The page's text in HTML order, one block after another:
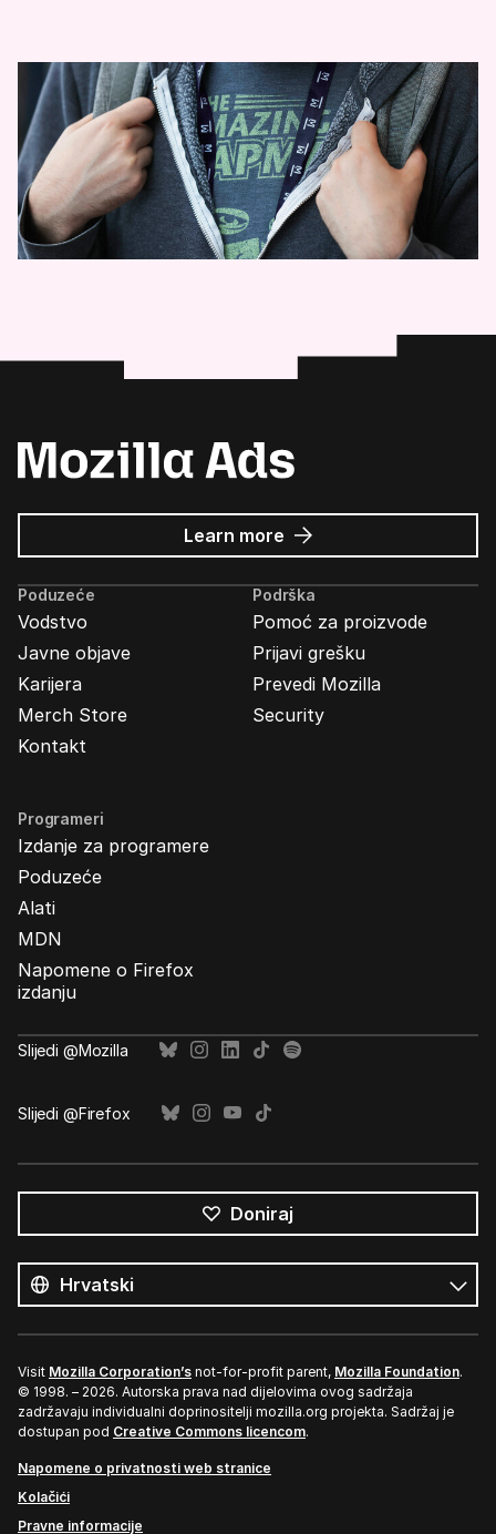
Learn more about
Mozilla
Poduzeće
Vodstvo
Javne objave
Karijera
Merch Store
Kontakt
Podrška
Pomoć za proizvode
Prijavi grešku
Prevedi Mozilla
Security
Programeri
Izdanje za programere
Poduzeće
Alati
MDN
Napomene o Firefox
izdanju
Slijedi @Mozilla
Slijedi @Firefox
Doniraj
jezici
Jezik
Visit Mozilla Corporation’s not-for-profit parent, Mozilla Foundation.
© 1998. – 2026. Autorska prava nad dijelovima ovog sadržaja
zadržavaju individualni doprinositelji mozilla.org projekta. Sadržaj je
dostupan pod Creative Commons licencom.
Napomene o privatnosti web stranice
Kolačići
Pravne informacije